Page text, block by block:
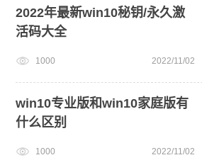
戴尔一键重装系统教育版
U盘PE启动盘制作 笔记本蓝屏怎么重装系统
2022年最新win10秘钥/永久激
活码大全
1000 2022/11/02
win10专业版和win10家庭版有
什么区别
1000 2022/11/02